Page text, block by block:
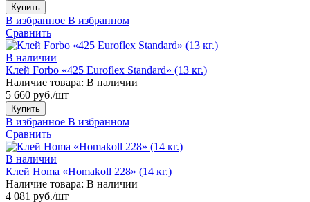
Купить
В избранное В избранном
Сравнить
В наличии
Клей Forbo «425 Euroflex Standard» (13 кг.)
Наличие товара: В наличии
5 660 руб./шт
Купить
В избранное В избранном
Сравнить
В наличии
Клей Homa «Homakoll 228» (14 кг.)
Наличие товара: В наличии
4 081 руб./шт